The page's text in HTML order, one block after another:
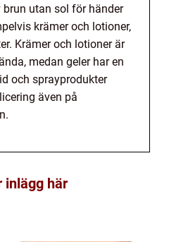
utan sol för händer
krämer och lotioner,
Krämer och lotioner är
medan geler har en
och sprayprodukter
även på
inlägg här